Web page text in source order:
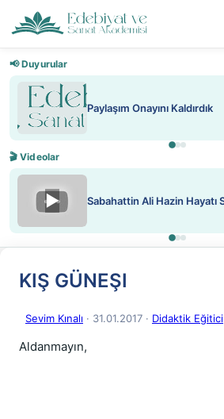
📢 Duyurular
Onayını Kaldırdık
🎬 Videolar
Ali Hazin Hayatı Sosyalist Oluşu
KIŞ GÜNEŞI
Sevim Kınalı · 31.01.2017 · Didaktik Eğitici
Aldanmayın,